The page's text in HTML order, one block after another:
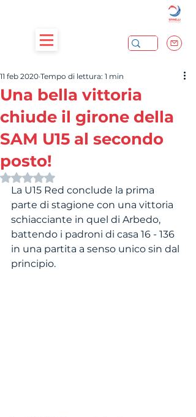
Una bella vittoria
chiude il girone della
SAM U15 al secondo
posto!
11 feb 2020 Tempo di lettura: 1 min
Valutazione NaN stelle su 5.
La U15 Red conclude la prima
parte di stagione con una vittoria
schiacciante in quel di Arbedo,
battendo i padroni di casa 16 - 136
in una partita a senso unico sin dal
principio.